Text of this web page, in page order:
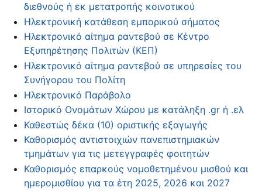
διεθνούς ή εκ μετατροπής κοινοτικού
Ηλεκτρονική κατάθεση εμπορικού σήματος
Ηλεκτρονικό αίτημα ραντεβού σε Κέντρο
Εξυπηρέτησης Πολιτών (ΚΕΠ)
Ηλεκτρονικό αίτημα ραντεβού σε υπηρεσίες του
Συνήγορου του Πολίτη
Ηλεκτρονικό Παράβολο
Ιστορικό Ονομάτων Χώρου με κατάληξη .gr ή .ελ
Καθεστώς δέκα (10) οριστικής εξαγωγής
Καθορισμός αντιστοιχιών πανεπιστημιακών
τμημάτων για τις μετεγγραφές φοιτητών
Καθορισμός επαρκούς νομοθετημένου μισθού και
ημερομισθίου για τα έτη 2025, 2026 και 2027